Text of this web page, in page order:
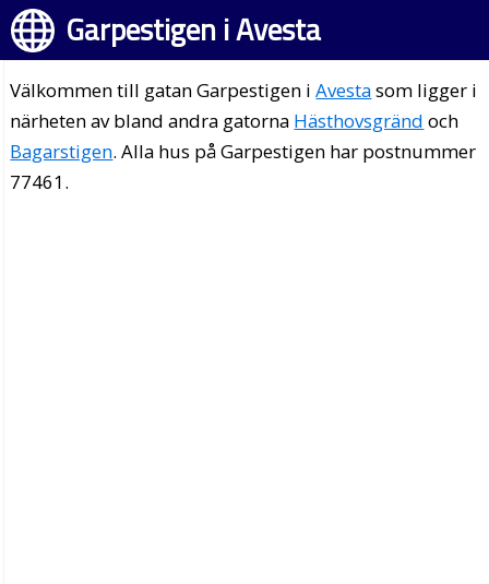
Garpestigen i Avesta
Välkommen till gatan Garpestigen iAvestasom ligger i
närheten av bland andra gatorna Hästhovsgränd och
Bagarstigen. Alla hus på Garpestigen har postnummer
77461.